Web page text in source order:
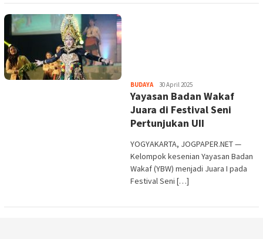
BUDAYAHeri
Purwata
30 April 2025
Yayasan Badan Wakaf
Juara di Festival Seni
Pertunjukan UII
YOGYAKARTA, JOGPAPER.NET —
Kelompok kesenian Yayasan Badan
Wakaf (YBW) menjadi Juara I pada
Festival Seni […]